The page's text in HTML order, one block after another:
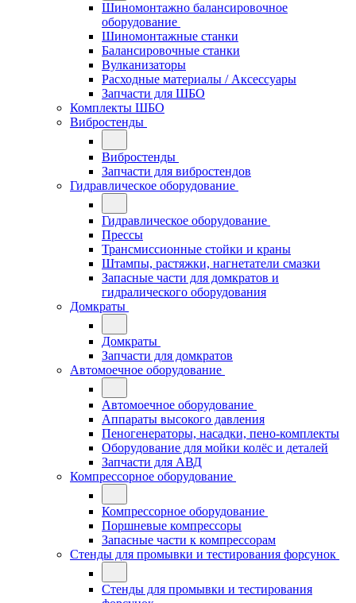
Шиномонтажно балансировочное
оборудование
Шиномонтажные станки
Балансировочные станки
Вулканизаторы
Расходные материалы / Аксессуары
Запчасти для ШБО
Комплекты ШБО
Вибростенды
Вибростенды
Запчасти для вибростендов
Гидравлическое оборудование
Гидравлическое оборудование
Прессы
Трансмиссионные стойки и краны
Штампы, растяжки, нагнетатели смазки
Запасные части для домкратов и
гидралического оборудования
Домкраты
Домкраты
Запчасти для домкратов
Автомоечное оборудование
Автомоечное оборудование
Аппараты высокого давления
Пеногенераторы, насадки, пено-комплекты
Оборудование для мойки колёс и деталей
Запчасти для АВД
Компрессорное оборудование
Компрессорное оборудование
Поршневые компрессоры
Запасные части к компрессорам
Стенды для промывки и тестирования форсунок
Стенды для промывки и тестирования